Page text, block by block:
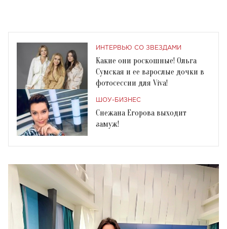
ИНТЕРВЬЮ СО ЗВЕЗДАМИ
Какие они роскошные! Ольга
Сумская и ее взрослые дочки в
фотосессии для Viva!
ШОУ-БИЗНЕС
Снежана Егорова выходит
замуж!